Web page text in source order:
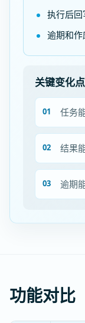
执行后
逾期和
关键变化点
任务
结果
逾期
功能对比